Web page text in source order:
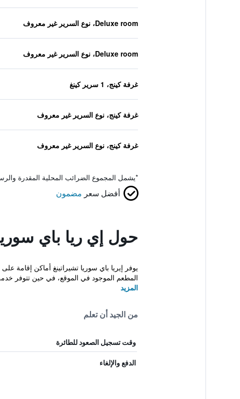
Deluxe room، نوع السرير غير معروف
Deluxe room، نوع السرير غير معروف
غرفة كينج، 1 سرير كينغ
غرفة كينج، نوع السرير غير معروف
غرفة كينج، نوع السرير غير معروف
*يشمل المجموع الضرائب المحلية المقدرة
أفضل سعر مضمون
حول إي ريا باي
يوفر إيريا باي سوريا تشيراتينغ أماكن
المطعم الموجود في الموقع، في حين تتوفر
المزيد
من الجيد أن تعلم
وقت تسجيل الصعود للطائرة
الدفع والإلغاء